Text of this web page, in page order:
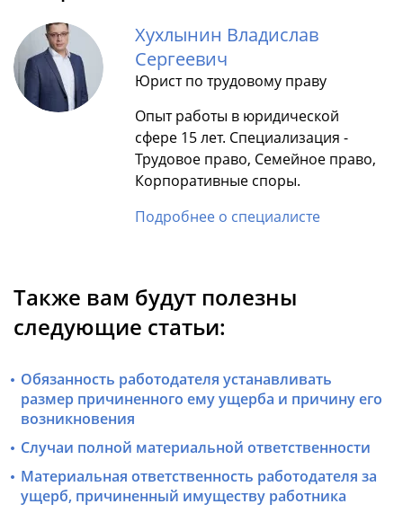
Хухлынин Владислав
Сергеевич
Юрист по трудовому праву
Опыт работы в юридической
сфере 15 лет. Специализация -
Трудовое право, Семейное право,
Корпоративные споры.
Подробнее о специалисте
Также вам будут полезны
следующие статьи:
Обязанность работодателя устанавливать
размер причиненного ему ущерба и причину его
возникновения
Случаи полной материальной ответственности
Материальная ответственность работодателя за
ущерб, причиненный имуществу работника